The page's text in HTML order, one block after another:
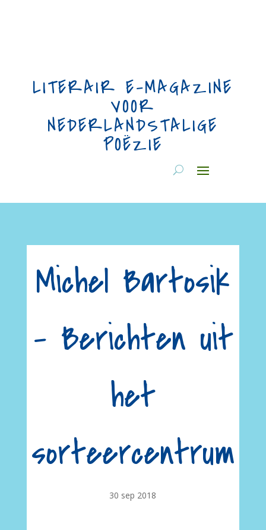
LITERAIR E-MAGAZINE
VOOR
NEDERLANDSTALIGE
POËZIE
Michel Bartosik
– Berichten uit
het
sorteercentrum
30 sep 2018